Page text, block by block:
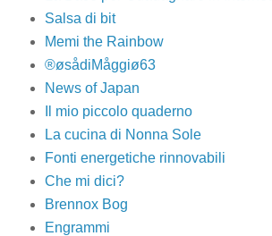
Salsa di bit
Memi the Rainbow
®øsådiMåggiø63
News of Japan
Il mio piccolo quaderno
La cucina di Nonna Sole
Fonti energetiche rinnovabili
Che mi dici?
Brennox Bog
Engrammi